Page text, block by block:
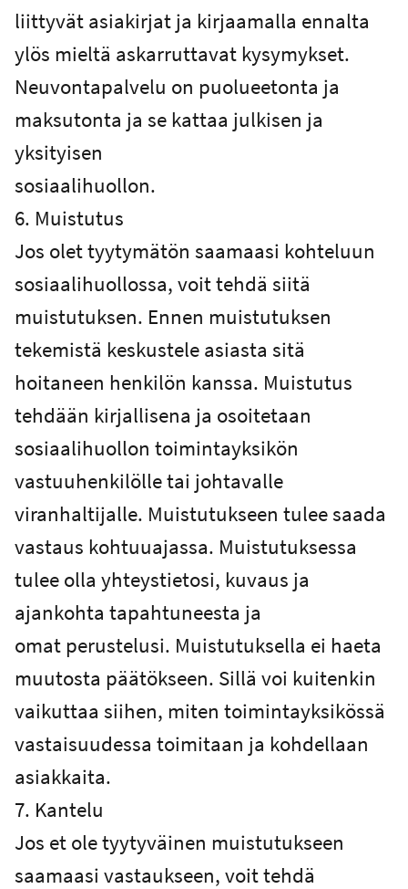
liittyvät asiakirjat ja kirjaamalla ennalta
ylös mieltä askarruttavat kysymykset.
Neuvontapalvelu on puolueetonta ja
maksutonta ja se kattaa julkisen ja
yksityisen
sosiaalihuollon.
6. Muistutus
Jos olet tyytymätön saamaasi kohteluun
sosiaalihuollossa, voit tehdä siitä
muistutuksen. Ennen muistutuksen
tekemistä keskustele asiasta sitä
hoitaneen henkilön kanssa. Muistutus
tehdään kirjallisena ja osoitetaan
sosiaalihuollon toimintayksikön
vastuuhenkilölle tai johtavalle
viranhaltijalle. Muistutukseen tulee saada
vastaus kohtuuajassa. Muistutuksessa
tulee olla yhteystietosi, kuvaus ja
ajankohta tapahtuneesta ja
omat perustelusi. Muistutuksella ei haeta
muutosta päätökseen. Sillä voi kuitenkin
vaikuttaa siihen, miten toimintayksikössä
vastaisuudessa toimitaan ja kohdellaan
asiakkaita.
7. Kantelu
Jos et ole tyytyväinen muistutukseen
saamaasi vastaukseen, voit tehdä